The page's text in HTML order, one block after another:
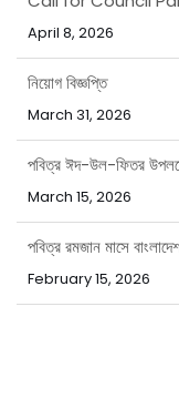
নিয়োগ বিজ্ঞপ্তি
পবিত্র ঈদ-উল-ফিতর
পবিত্র রমজান মাসে